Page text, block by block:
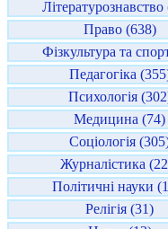
Право (638)
Фізкультура та
Педагогіка
Психологія
Медицина (74)
Соціологія
Журналістика
Політичні науки
Релігія (31)